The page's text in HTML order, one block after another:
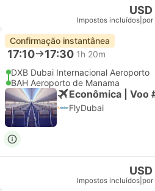
Impostos incluídos
Confirmação instantânea
17:10 17:30 1h 20m
DXB Dubai Internacional Aeroporto
BAH Aeroporto de Manama
Econômica | Voo
FlyDubai
Impostos incluídos